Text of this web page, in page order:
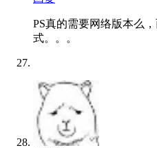
PS真的需要网络版本么
式。。。